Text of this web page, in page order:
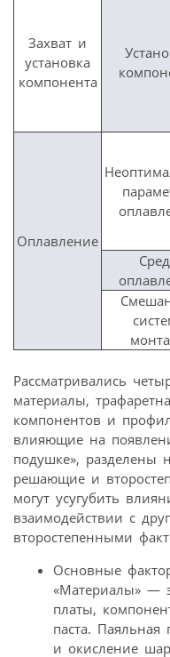
Захват и
установка
компонента
Оплавление
Рассматривались
материалы,
компонентов и
влияющие на
подушке», разделены
решающие и
могут усугубить
взаимодействии с
второстепенными
Основные
«Материалы» —
платы,
паста. Паяльная
и окисление